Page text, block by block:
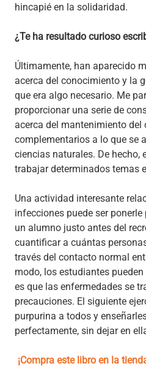
hincapié en la solidaridad.
¿Te ha resultado curioso
Últimamente, han aparecido
acerca del conocimiento y la
que era algo necesario. Me
proporcionar una serie de
acerca del mantenimiento del
complementarios a lo que se
ciencias naturales. De hecho,
trabajar determinados temas
Una actividad interesante
infecciones puede ser
un alumno justo antes del
cuantificar a cuántas
través del contacto normal
modo, los estudiantes
es que las enfermedades se
precauciones. El siguiente
purpurina a todos y
perfectamente, sin dejar en
¡Compra este libro en la